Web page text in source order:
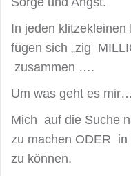
In jeden
fügen sich „zig
zusammen ….
Um was geht es
Mich auf die Suche
zu machen ODER in
zu können.